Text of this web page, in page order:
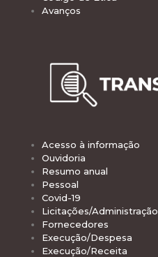
Avanços
Acesso à informação
Ouvidoria
Resumo anual
Pessoal
Covid-19
Licitações/Administração
Fornecedores
Execução/Despesa
Execução/Receita